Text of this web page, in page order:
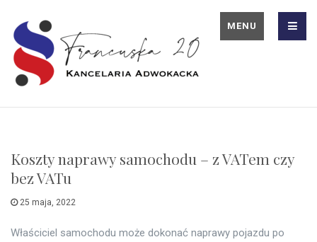
MENU
Koszty naprawy samochodu – z VATem czy
bez VATu
25 maja, 2022
Właściciel samochodu może dokonać naprawy pojazdu po